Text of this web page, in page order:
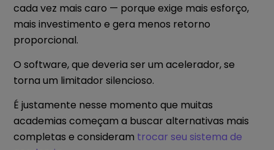
cada vez mais caro — porque exige mais esforço,
mais investimento e gera menos retorno
proporcional.
O software, que deveria ser um acelerador, se
torna um limitador silencioso.
É justamente nesse momento que muitas
academias começam a buscar alternativas mais
completas e consideram trocar seu sistema de